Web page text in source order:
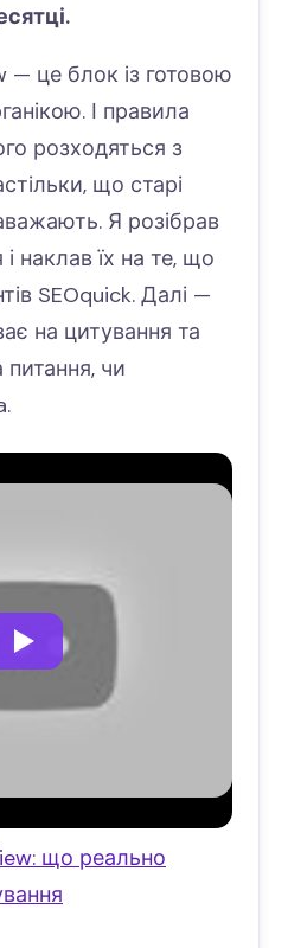
— це блок із готовою
І правила
розходяться з
що старі
Я розібрав
наклав їх на те, що
SEOquick. Далі —
на цитування та
питання, чи
що реально